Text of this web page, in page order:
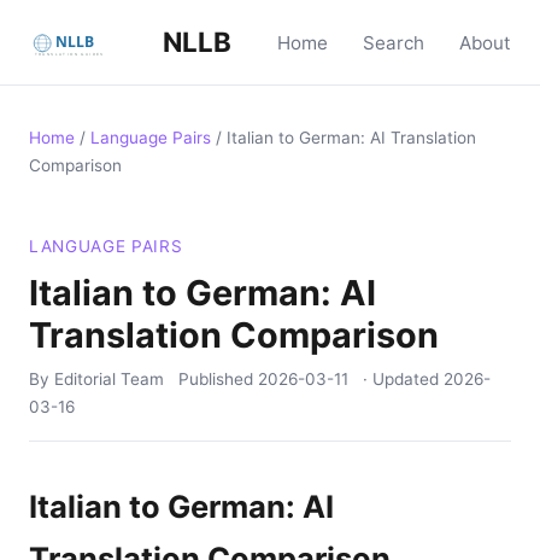
NLLB Home Search About
Home / Language Pairs / Italian to German: AI Translation
Comparison
LANGUAGE PAIRS
Italian to German: AI
Translation Comparison
By Editorial Team Published 2026-03-11 · Updated 2026-
03-16
Italian to German: AI